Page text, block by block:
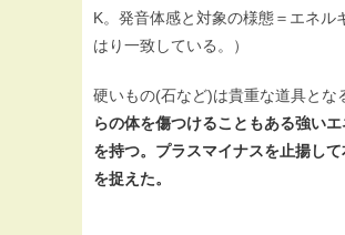
K。発音体感と対象の様態＝エネル
はり一致している。）
硬いもの(石など)は貴重な道具とな
らの体を傷つけることもある強い
を持つ。プラスマイナスを止揚し
を捉えた。